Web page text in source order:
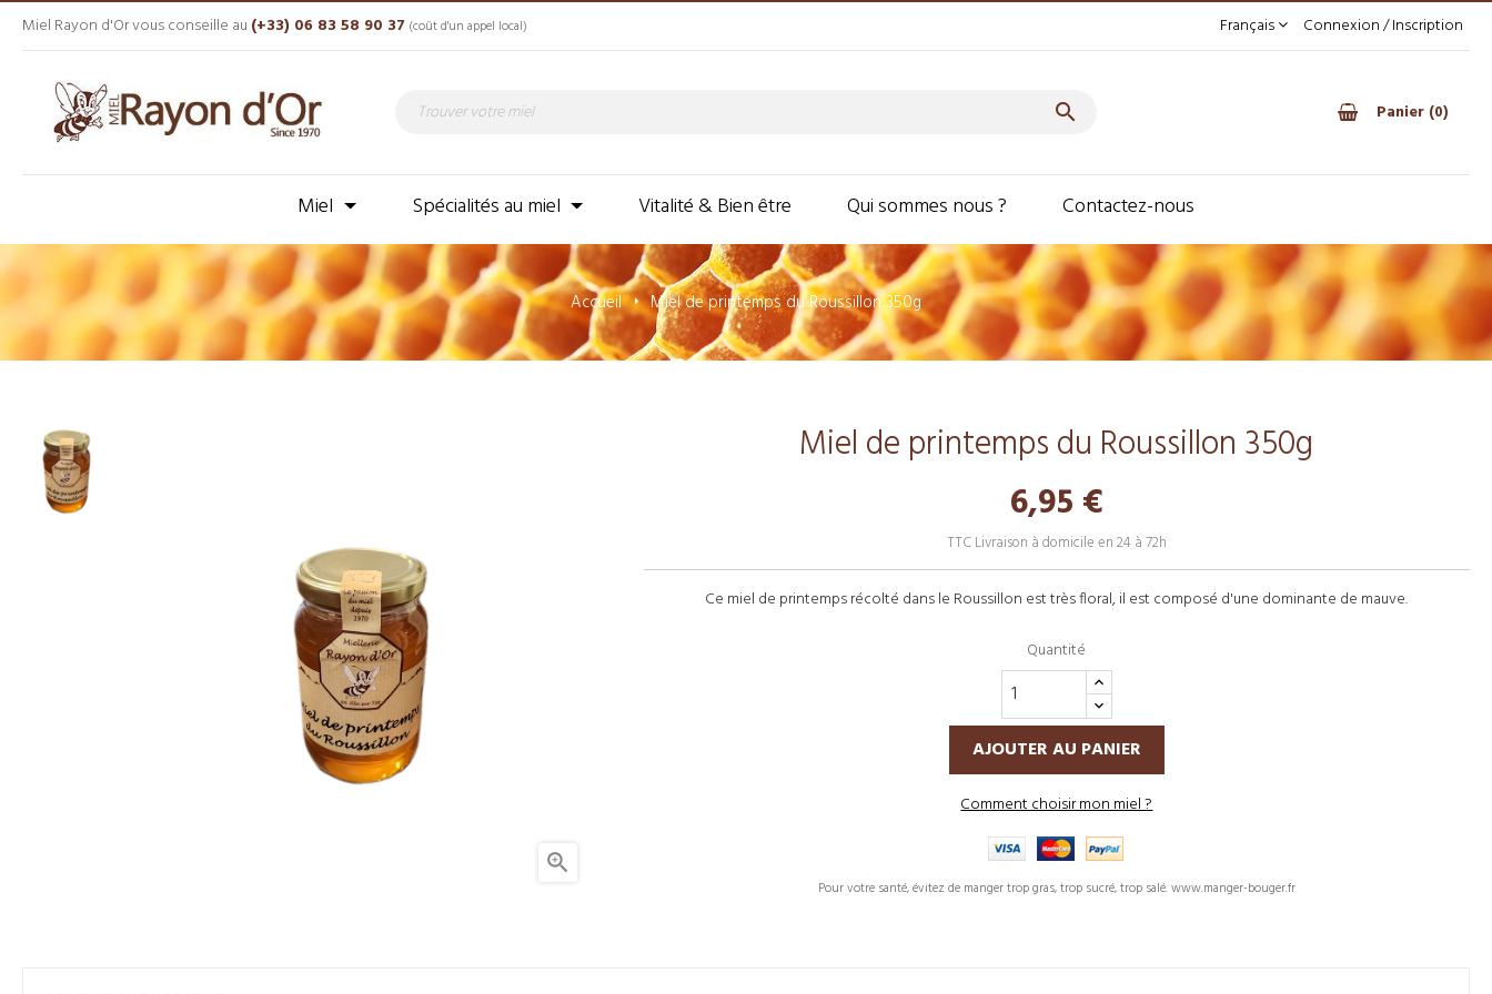
Français Connexion / Inscription
Miel Rayon d'Or vous conseille au (+33) 06 83 58 90 37 (coût d'un appel local)
 Panier 0
Miel Spécialités au miel Vitalité & Bien être Qui sommes nous ? Contactez-nous
Accueil Miel de printemps du Roussillon 350g

Miel de printemps du Roussillon 350g
6,95 €
TTCLivraison à domicile en 24 à 72h
Ce miel de printemps récolté dans le Roussillon est très floral, il est composé d'une dominante de mauve.
Quantité
AJOUTER AU PANIER
Comment choisir mon miel ?
Pour votre santé, évitez de manger trop gras, trop sucré, trop salé. www.manger-bouger.fr